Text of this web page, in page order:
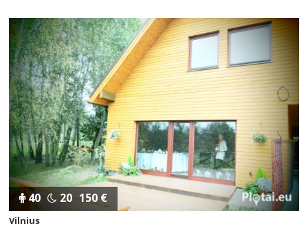
40 20 150 €
Vilnius